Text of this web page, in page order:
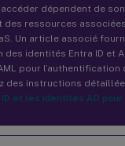
dépendent de
des ressources
Un article associé
des identités Entra ID et
pour l’authentification
des instructions
et les identités AD pour